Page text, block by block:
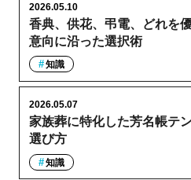
香典、供花、弔電、どれを
意向に沿った選択術
2026.05.10
知識
家族葬に特化した芳名帳テ
選び方
2026.05.07
知識